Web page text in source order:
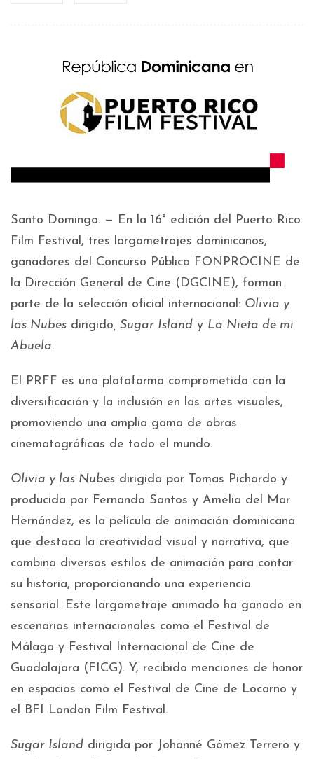
Santo Domingo. — En la 16° edición del Puerto Rico
Film Festival, tres largometrajes dominicanos,
ganadores del Concurso Público FONPROCINE de
la Dirección General de Cine (DGCINE), forman
parte de la selección oficial internacional: Olivia y
las Nubes dirigido , Sugar Island y La Nieta de mi
Abuela.
El PRFF es una plataforma comprometida con la
diversificación y la inclusión en las artes visuales,
promoviendo una amplia gama de obras
cinematográficas de todo el mundo.
Olivia y las Nubes dirigida por Tomas Pichardo y
producida por Fernando Santos y Amelia del Mar
Hernández, es la película de animación dominicana
que destaca la creatividad visual y narrativa, que
combina diversos estilos de animación para contar
su historia, proporcionando una experiencia
sensorial. Este largometraje animado ha ganado en
escenarios internacionales como el Festival de
Málaga y Festival Internacional de Cine de
Guadalajara (FICG). Y, recibido menciones de honor
en espacios como el Festival de Cine de Locarno y
el BFI London Film Festival.
Sugar Island dirigida por Johanné Gómez Terrero y